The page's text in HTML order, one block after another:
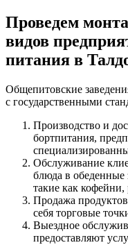
Проведем
видов
питания в
Общепитовские
с государственными
Производство и
бортпитания,
Обслуживание
блюда в обеденные
такие как
Продажа
себя торговые
Выездное
предоставляют